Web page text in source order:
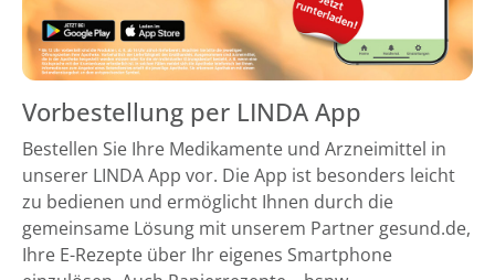
Vorbestellung per LINDA App
Bestellen Sie Ihre Medikamente und Arzneimittel in
unserer LINDA App vor. Die App ist besonders leicht
zu bedienen und ermöglicht Ihnen durch die
gemeinsame Lösung mit unserem Partner gesund.de,
Ihre E-Rezepte über Ihr eigenes Smartphone